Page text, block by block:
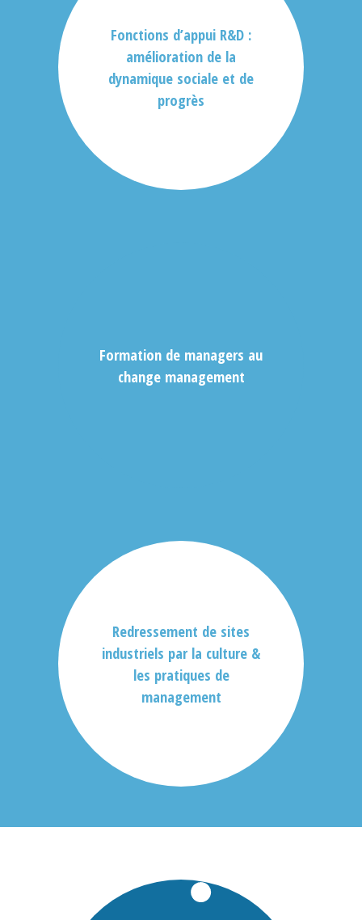
Fonctions d’appui R&D :
amélioration de la
dynamique sociale et de
progrès
Formation de managers au
change management
Redressement de sites
industriels par la culture &
les pratiques de
management